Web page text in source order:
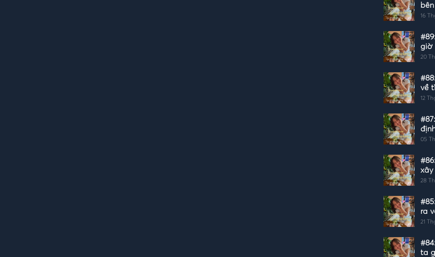
hơn
16
giờ
20
về
gái
12
05
xây
tốt?
28
ra
21
ta